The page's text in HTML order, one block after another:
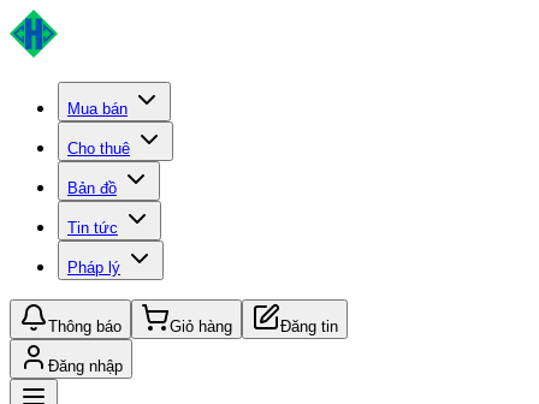
Mua bán
Cho thuê
Bản đồ
Tin tức
Pháp lý
Thông báo Giỏ hàng Đăng tin
Đăng nhập